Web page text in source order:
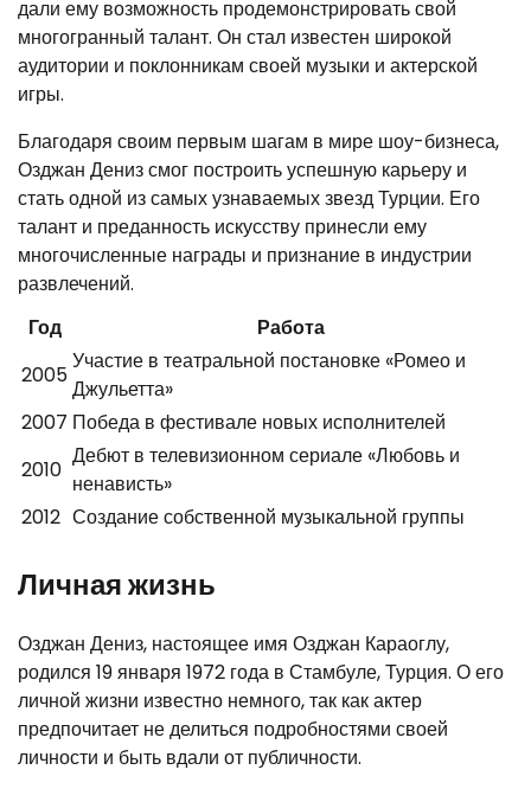
дали ему возможность продемонстрировать свой
многогранный талант. Он стал известен широкой
аудитории и поклонникам своей музыки и актерской
игры.
Благодаря своим первым шагам в мире шоу-бизнеса,
Озджан Дениз смог построить успешную карьеру и
стать одной из самых узнаваемых звезд Турции. Его
талант и преданность искусству принесли ему
многочисленные награды и признание в индустрии
развлечений.
Год
Работа
2005
Участие в театральной постановке «Ромео и
Джульетта»
2007 Победа в фестивале новых исполнителей
2010
Дебют в телевизионном сериале «Любовь и
ненависть»
2012 Создание собственной музыкальной группы
Личная жизнь
Озджан Дениз, настоящее имя Озджан Караоглу,
родился 19 января 1972 года в Стамбуле, Турция. О его
личной жизни известно немного, так как актер
предпочитает не делиться подробностями своей
личности и быть вдали от публичности.